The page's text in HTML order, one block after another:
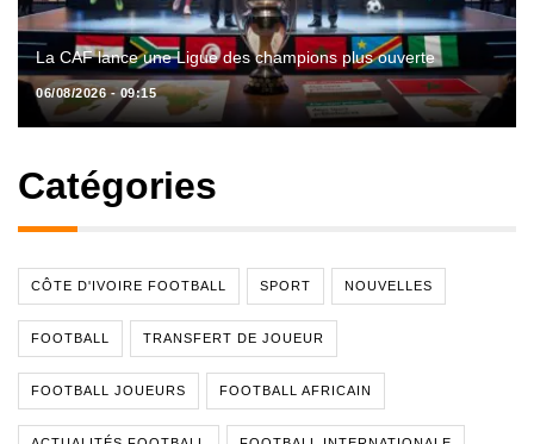
La CAF lance une Ligue des champions plus ouverte
06/08/2026 - 09:15
Catégories
CÔTE D'IVOIRE FOOTBALL SPORT NOUVELLES
FOOTBALL TRANSFERT DE JOUEUR
FOOTBALL JOUEURS FOOTBALL AFRICAIN